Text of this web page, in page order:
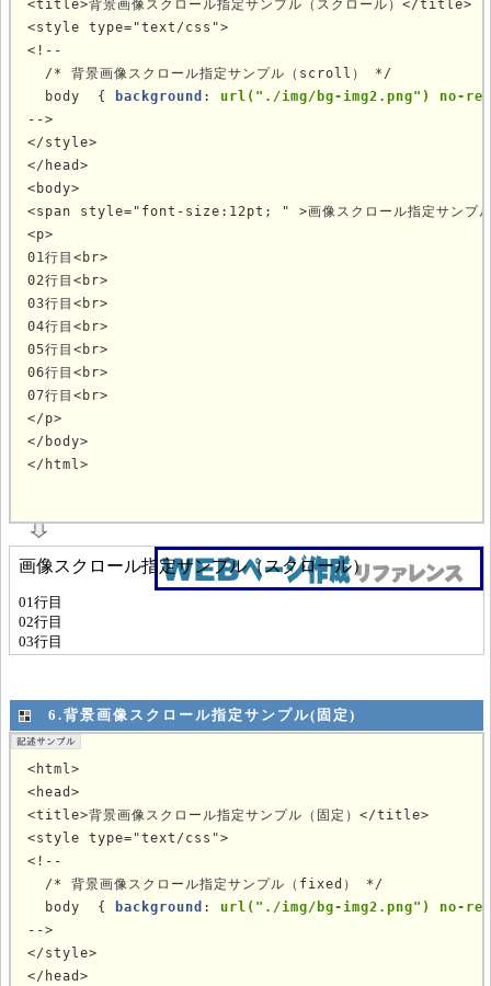
<title>背景画像スクロール指定サンプル（スクロール）</title>
<style type="text/css">
<!--
  /* 背景画像スクロール指定サンプル（scroll） */
  body  {
background : url("./img/bg-img2.png") no-
-->
</style>
</head>
<body>
<span style="font-size:12pt; " >画像スクロール指定サンプル
<p>
01行目<br>
02行目<br>
03行目<br>
04行目<br>
05行目<br>
06行目<br>
07行目<br>
</p>
</body>
</html>
6.背景画像スクロール指定サンプル(固定)
<html>
<head>
<title>背景画像スクロール指定サンプル（固定）</title>
<style type="text/css">
<!--
  /* 背景画像スクロール指定サンプル（fixed） */
  body  {
background : url("./img/bg-img2.png") no-
-->
</style>
</head>